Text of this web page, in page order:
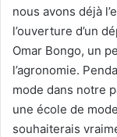
nous avons déjà
l’ouverture d’un
Omar Bongo, un
l’agronomie.
mode dans notre
une école de
souhaiterais